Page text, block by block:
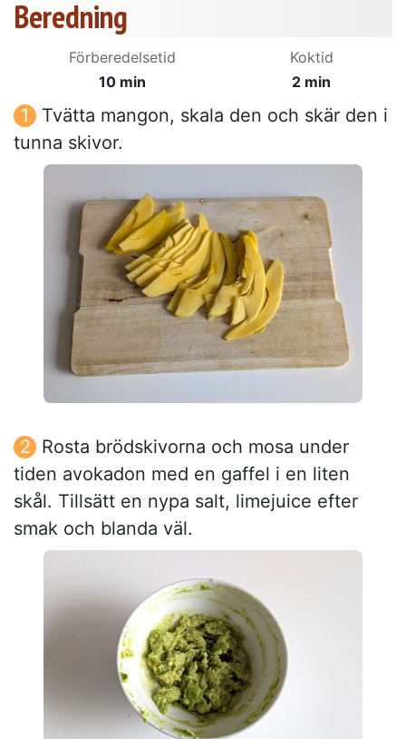
Beredning
Förberedelsetid
10 min
Koktid
2 min
Tvätta mangon, skala den och skär den i
tunna skivor.
Rosta brödskivorna och mosa under
tiden avokadon med en gaffel i en liten
skål. Tillsätt en nypa salt, limejuice efter
smak och blanda väl.